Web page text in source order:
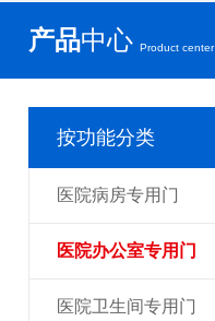
产品中心 Product center
按功能分类
医院病房专用门
医院办公室专用门
医院卫生间专用门